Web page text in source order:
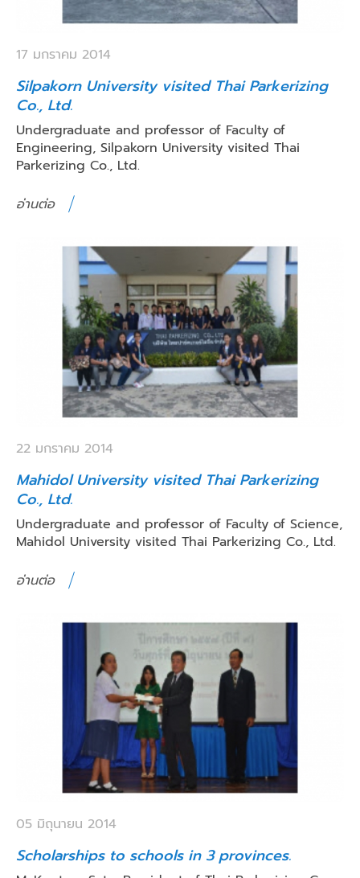
17 มกราคม 2014
Silpakorn University visited Thai Parkerizing
Co., Ltd.
Undergraduate and professor of Faculty of
Engineering, Silpakorn University visited Thai
Parkerizing Co., Ltd.
อ่านต่อ
22 มกราคม 2014
Mahidol University visited Thai Parkerizing
Co., Ltd.
Undergraduate and professor of Faculty of Science,
Mahidol University visited Thai Parkerizing Co., Ltd.
อ่านต่อ
05 มิถุนายน 2014
Scholarships to schools in 3 provinces.